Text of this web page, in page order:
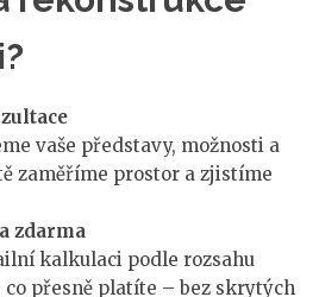
vaše představy, možnosti a
zaměříme prostor a zjistíme
zdarma
kalkulaci podle rozsahu
co přesně platíte – bez skrytých